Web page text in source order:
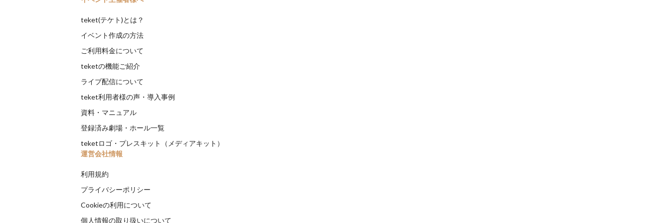
teket(テケト)とは？
イベント作成の方法
ご利用料金について
teketの機能ご紹介
ライブ配信について
teket利用者様の声・導入事例
資料・マニュアル
登録済み劇場・ホール一覧
teketロゴ・プレスキット（メディアキット）
運営会社情報
利用規約
プライバシーポリシー
Cookieの利用について
個人情報の取り扱いについて